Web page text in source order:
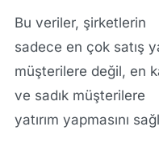
Bu veriler, şirketlerin
sadece en çok satış
müşterilere değil, en
ve sadıkmüşterilere
yatırım yapmasını